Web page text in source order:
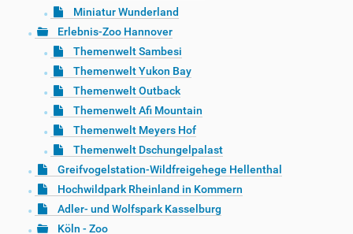
Miniatur Wunderland
Erlebnis-Zoo Hannover
Themenwelt Sambesi
Themenwelt Yukon Bay
Themenwelt Outback
Themenwelt Afi Mountain
Themenwelt Meyers Hof
Themenwelt Dschungelpalast
Greifvogelstation-Wildfreigehege Hellenthal
Hochwildpark Rheinland in Kommern
Adler- und Wolfspark Kasselburg
Köln - Zoo